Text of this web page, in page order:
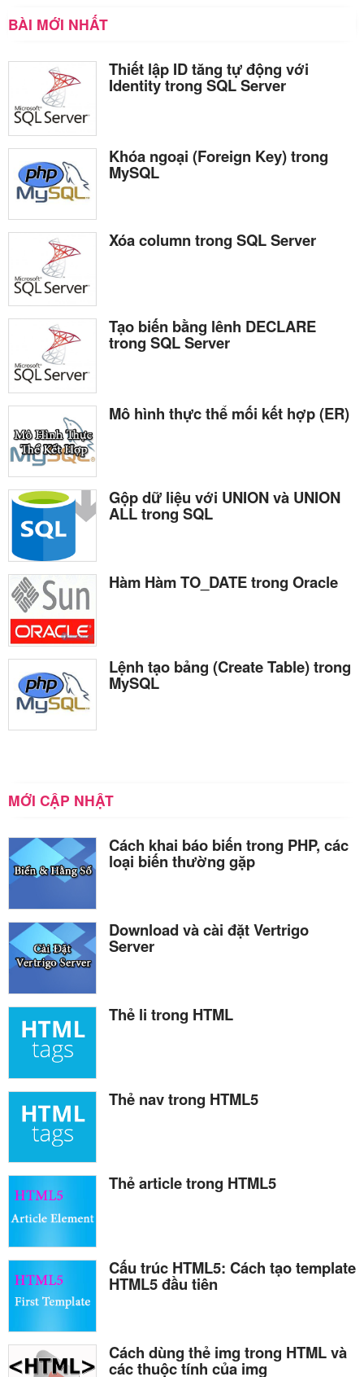
BÀI MỚI NHẤT
Thiết lập ID tăng tự động với
Identity trong SQL Server
Khóa ngoại (Foreign Key) trong
MySQL
Xóa column trong SQL Server
Tạo biến bằng lênh DECLARE
trong SQL Server
Mô hình thực thể mối kết hợp (ER)
Gộp dữ liệu với UNION và UNION
ALL trong SQL
Hàm Hàm TO_DATE trong Oracle
Lệnh tạo bảng (Create Table) trong
MySQL
MỚI CẬP NHẬT
Cách khai báo biến trong PHP, các
loại biến thường gặp
Download và cài đặt Vertrigo
Server
Thẻ li trong HTML
Thẻ nav trong HTML5
Thẻ article trong HTML5
Cấu trúc HTML5: Cách tạo template
HTML5 đầu tiên
Cách dùng thẻ img trong HTML và
các thuộc tính của img